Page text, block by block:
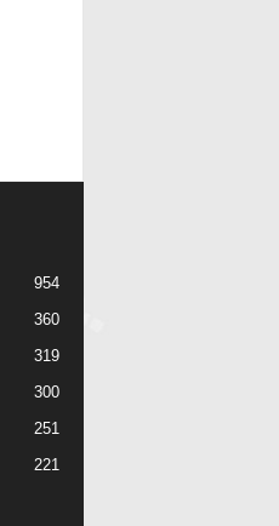
954
360
319
300
251
221